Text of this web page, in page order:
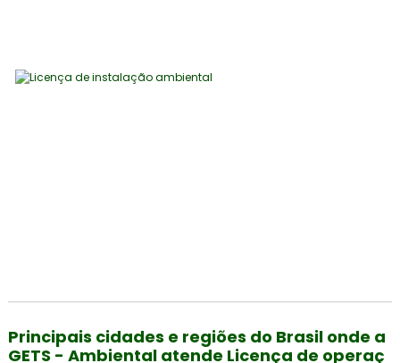
Principais cidades e regiões do Brasil onde a
GETS - Ambiental atende Licença de operaç